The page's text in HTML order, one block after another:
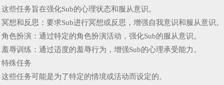
这些任务旨在强化Sub的心理状态和服从意识。
冥想和反思：要求Sub进行冥想或反思，增强自我意识和服从意识。
角色扮演：通过特定的角色扮演活动，强化Sub的服从意识。
羞辱训练：通过适度的羞辱行为，增强Sub的心理承受能力。
特殊任务
这些任务可能是为了特定的情境或活动而设定的。